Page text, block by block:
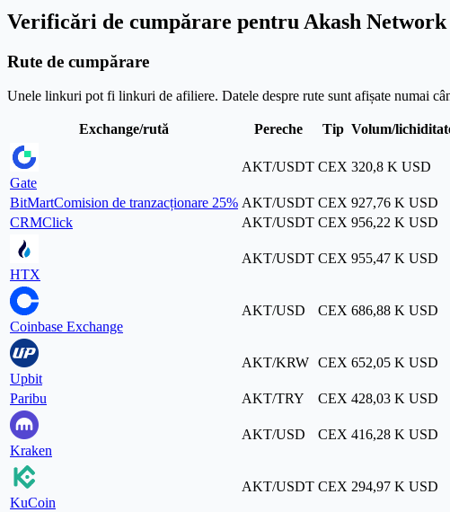
Verificări de cumpărare pentru Akash
Rute de cumpărare
Unele linkuri pot fi linkuri de afiliere. Datele despre rute sunt afișate numai
Exchange/rută Pereche Tip Volum/
Gate
AKT/USDT CEX 320,8 K USD
BitMartComision de tranzacționare 25% AKT/USDT CEX 927,76 K USD
CRMClick
AKT/USDT CEX 956,22 K USD
HTX
AKT/USDT CEX 955,47 K USD
Coinbase Exchange
AKT/USD CEX 686,88 K USD
Upbit
AKT/KRW CEX 652,05 K USD
Paribu AKT/TRY CEX 428,03 K USD
Kraken
AKT/USD CEX 416,28 K USD
KuCoin
AKT/USDT CEX 294,97 K USD